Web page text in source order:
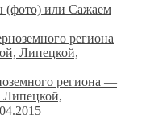
(фото) или Сажаем
региона —
Липецкой,